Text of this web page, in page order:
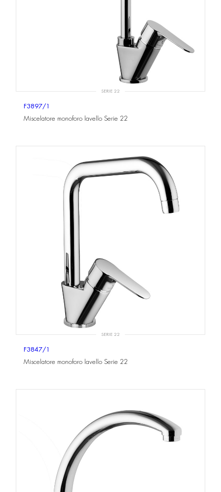
SERIE 22
F3897/1
Miscelatore monoforo lavello Serie 22
SERIE 22
F3847/1
Miscelatore monoforo lavello Serie 22